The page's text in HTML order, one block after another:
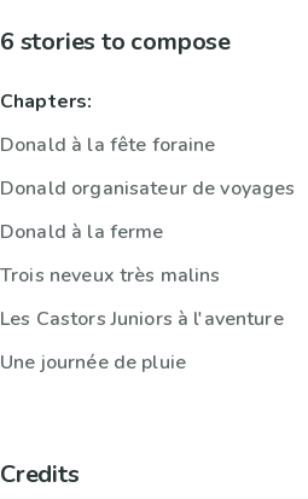
6 stories to compose
Chapters:
Donald à la fête foraine
Donald organisateur de voyages
Donald à la ferme
Trois neveux très malins
Les Castors Juniors à l'aventure
Une journée de pluie
Credits